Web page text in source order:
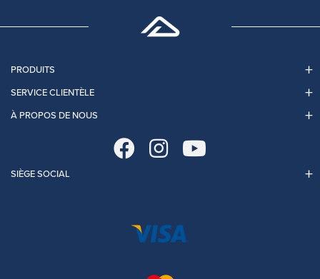
PRODUITS
SERVICE CLIENTÈLE
À PROPOS DE NOUS
SIÈGE SOCIAL